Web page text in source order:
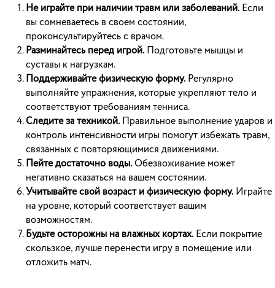
Не играйте при наличии травм или заболеваний. Если
вы сомневаетесь в своем состоянии,
проконсультируйтесь с врачом.
Разминайтесь перед игрой. Подготовьте мышцы и
суставы к нагрузкам.
Поддерживайте физическую форму. Регулярно
выполняйте упражнения, которые укрепляют тело и
соответствуют требованиям тенниса.
Следите за техникой. Правильное выполнение ударов и
контроль интенсивности игры помогут избежать травм,
связанных с повторяющимися движениями.
Пейте достаточно воды.Обезвоживание может
негативно сказаться на вашем состоянии.
Учитывайте свой возраст и физическую форму. Играйте
на уровне, который соответствует вашим
возможностям.
Будьте осторожны на влажных кортах. Если покрытие
скользкое, лучше перенести игру в помещение или
отложить матч.